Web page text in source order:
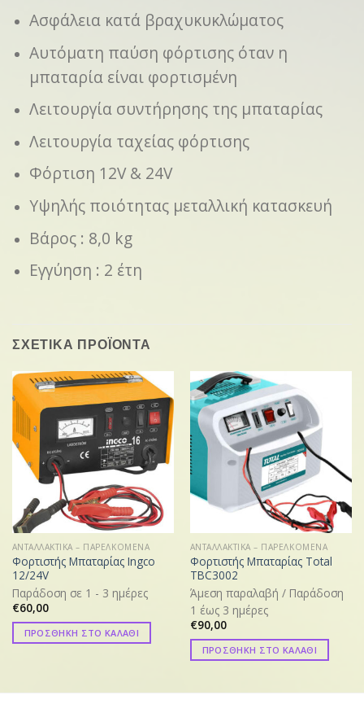
Ασφάλεια κατά βραχυκυκλώματος
Αυτόματη παύση φόρτισης όταν η
μπαταρία είναι φορτισμένη
Λειτουργία συντήρησης της μπαταρίας
Λειτουργία ταχείας φόρτισης
Φόρτιση 12V & 24V
Υψηλής ποιότητας μεταλλική κατασκευή
Βάρος : 8,0 kg
Εγγύηση : 2 έτη
ΣΧΕΤΙΚΑ ΠΡΟΪΟΝΤΑ
ΑΝΤΑΛΛΑΚΤΙΚΑ – ΠΑΡΕΛΚΟΜΕΝΑ
Φορτιστής Μπαταρίας Ingco
12/24V
Παράδοση σε 1 - 3 ημέρες
€60,00
ΠΡΟΣΘΗΚΗ ΣΤΟ ΚΑΛΑΘΙ
ΑΝΤΑΛΛΑΚΤΙΚΑ – ΠΑΡΕΛΚΟΜΕΝΑ
Φορτιστής Μπαταρίας Total
TBC3002
Άμεση παραλαβή / Παράδoση
1 έως 3 ημέρες
€90,00
ΠΡΟΣΘΗΚΗ ΣΤΟ ΚΑΛΑΘΙ